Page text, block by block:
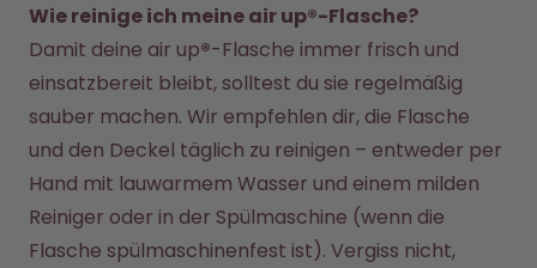
Wie reinige ich meine air up®-Flasche?
Damit deine air up®-Flasche immer frisch und
einsatzbereit bleibt, solltest du sie regelmäßig
sauber machen. Wir empfehlen dir, die Flasche
und den Deckel täglich zu reinigen – entweder per
Hand mit lauwarmem Wasser und einem milden
Reiniger oder in der Spülmaschine (wenn die
Flasche spülmaschinenfest ist). Vergiss nicht,